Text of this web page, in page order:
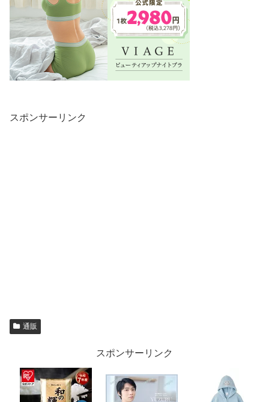
スポンサーリンク
通販
スポンサーリンク